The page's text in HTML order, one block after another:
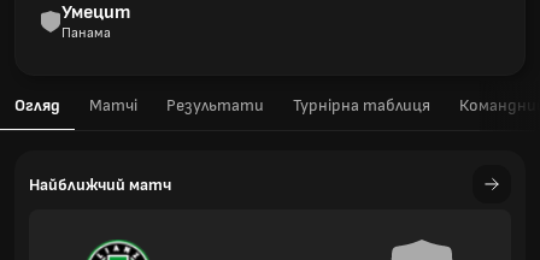
Умецит
Панама
Огляд Матчі Результати Турнірна таблиця
Найближчий матч